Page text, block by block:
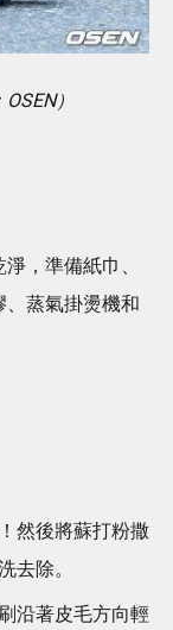
）
，準備紙巾、
蒸氣掛燙機和
然後將蘇打粉撒
去除。
沿著皮毛方向輕